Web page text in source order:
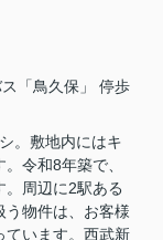
「鳥久保」 停歩
。敷地内にはキ
令和8年築で、
。周辺に2駅ある
う物件は、お客様
ています。西武新